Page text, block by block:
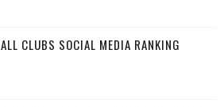
CLUBS SOCIAL MEDIA RANKING